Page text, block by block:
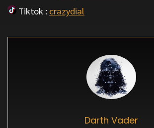
Tiktok : crazydial
Darth Vader